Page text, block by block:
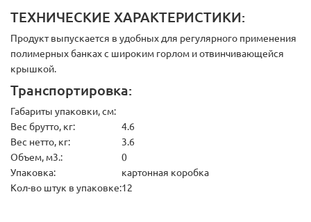
ТЕХНИЧЕСКИЕ ХАРАКТЕРИСТИКИ:
Продукт выпускается в удобных для регулярного применения
полимерных банках с широким горлом и отвинчивающейся
крышкой.
Транспортировка:
Габариты упаковки, см:
Вес брутто, кг:
4.6
Вес нетто, кг:
3.6
Объем, м3.:
0
Упаковка:
картонная коробка
Кол-во штук в упаковке:12